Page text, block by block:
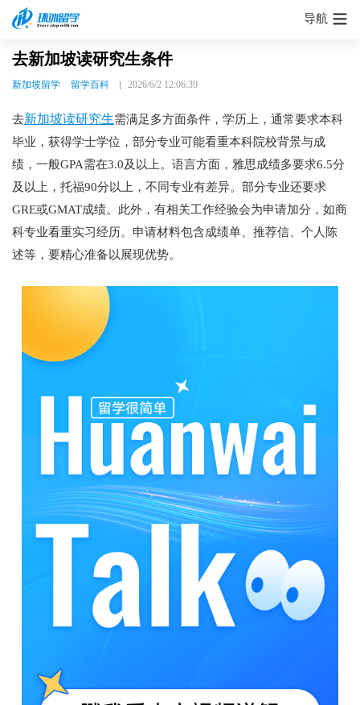
导航
去新加坡读研究生条件
新加坡留学 留学百科 2026/6/2 12:06:39
去新加坡读研究生需满足多方面条件，学历上，通常要求本科
毕业，获得学士学位，部分专业可能看重本科院校背景与成
绩，一般GPA需在3.0及以上。语言方面，雅思成绩多要求6.5分
及以上，托福90分以上，不同专业有差异。部分专业还要求
GRE或GMAT成绩。此外，有相关工作经验会为申请加分，如商
科专业看重实习经历。申请材料包含成绩单、推荐信、个人陈
述等，要精心准备以展现优势。